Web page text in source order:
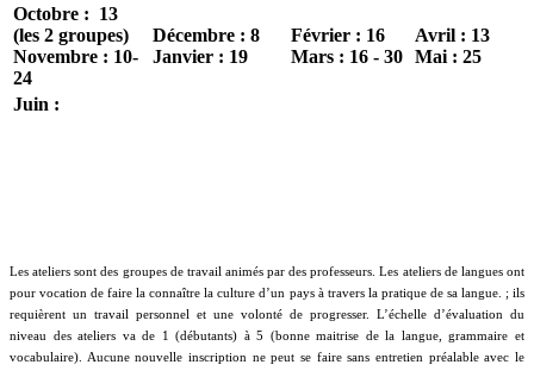
Octobre : 13
(les 2 groupes)
Novembre : 10-
24
Décembre : 8
Janvier : 19
Février : 16
Mars : 16 - 30
Avril : 13
Mai : 25
Juin :
Les ateliers sont des groupes de travail animés par des professeurs. Les ateliersde langues ont
pour vocation de faire la connaître la culture d’un pays à travers la pratique de sa langue. ; ils
requièrent un travail personnel et une volonté de progresser. L’échelle d’évaluation du
niveau desateliers va de 1 (débutants) à 5 (bonne maitrise de la langue, grammaire et
vocabulaire). Aucune nouvelle inscription ne peut se faire sans entretien préalable avec le